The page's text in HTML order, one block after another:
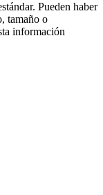
Pueden haber
tamaño o
información